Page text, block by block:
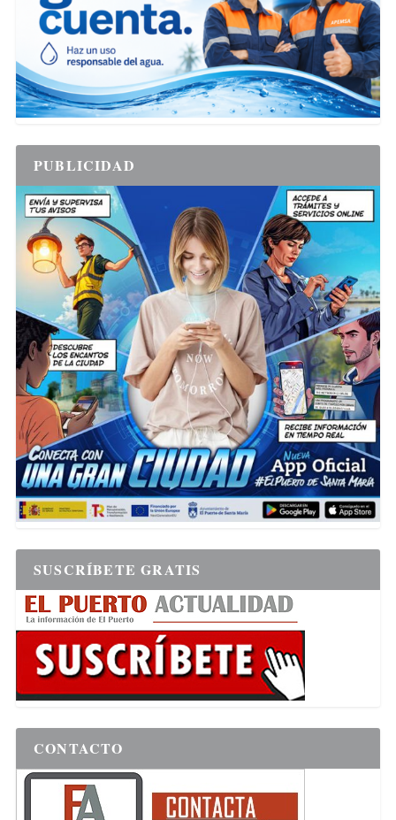
PUBLICIDAD
SUSCRÍBETE GRATIS
CONTACTO